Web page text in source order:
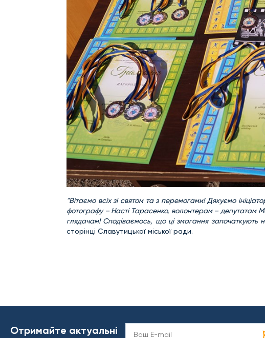
"Вітаємо всіх зі святом та з перемогами! Дякуємо
фотографу – Насті Тарасенко, волонтерам – депутатам
глядачам! Сподіваємось, що ці змагання започаткують
сторінці Славутицької міської ради.
Отримайте актуальні